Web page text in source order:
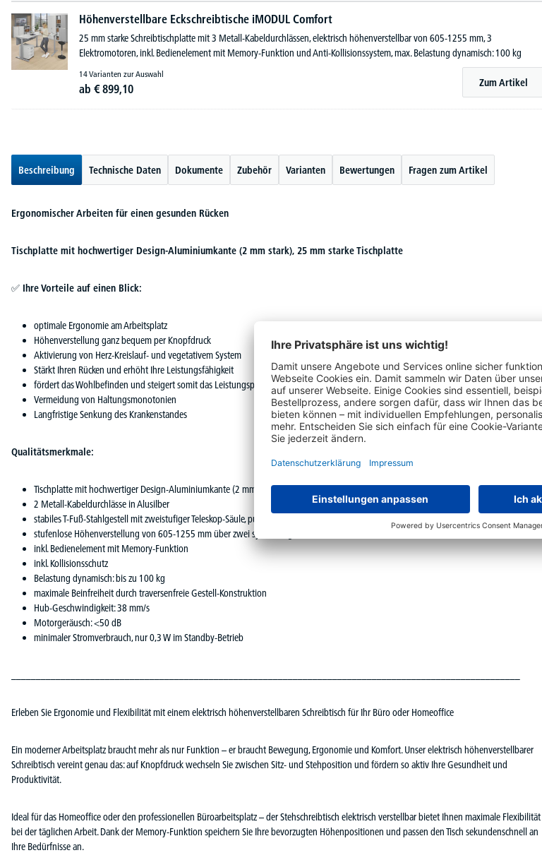
Höhenverstellbare Eckschreibtische iMODUL Comfort
25 mm starke Schreibtischplatte mit 3 Metall-Kabeldurchlässen, elektrisch höhenverstellbar von 605-1255 mm, 3
Elektromotoren, inkl. Bedienelement mit Memory-Funktion und Anti-Kollisionssystem, max. Belastung dynamisch: 100 kg
14 Varianten zur Auswahl
ab € 899,10 Zum Artikel
Beschreibung Technische Daten Dokumente Zubehör Varianten Bewertungen Fragen zum Artikel
Ergonomischer Arbeiten für einen gesunden Rücken
Tischplatte mit hochwertiger Design-Aluminiumkante (2 mm stark), 25 mm starke Tischplatte
✅ Ihre Vorteile auf einen Blick:
optimale Ergonomie am Arbeitsplatz
Höhenverstellung ganz bequem per Knopfdruck
Aktivierung von Herz-Kreislauf- und vegetativem System
Stärkt Ihren Rücken und erhöht Ihre Leistungsfähigkeit
fördert das Wohlbefinden und steigert somit das Leistungspotenzial
Vermeidung von Haltungsmonotonien
Langfristige Senkung des Krankenstandes
Qualitätsmerkmale:
Tischplatte mit hochwertiger Design-Aluminiumkante (2 mm stark), 25 mm starke Tischplatte, melaminharzbeschichtet
2 Metall-Kabeldurchlässe in Alusilber
stabiles T-Fuß-Stahlgestell mit zweistufiger Teleskop-Säule, pulverbeschichtet
stufenlose Höhenverstellung von 605-1255 mm über zwei synchron gesteuerte Elektromotoren
inkl. Bedienelement mit Memory-Funktion
inkl. Kollisionsschutz
Belastung dynamisch: bis zu 100 kg
maximale Beinfreiheit durch traversenfreie Gestell-Konstruktion
Hub-Geschwindigkeit: 38 mm/s
Motorgeräusch: <50 dB
minimaler Stromverbrauch, nur 0,3 W im Standby-Betrieb
Erleben Sie Ergonomie und Flexibilität mit einem elektrisch höhenverstellbaren Schreibtisch für Ihr Büro oder Homeoffice
Ein moderner Arbeitsplatz braucht mehr als nur Funktion – er braucht Bewegung, Ergonomie und Komfort. Unser elektrisch höhenverstellbarer
Schreibtisch vereint genau das: auf Knopfdruck wechseln Sie zwischen Sitz- und Stehposition und fördern so aktiv Ihre Gesundheit und
Produktivität.
Ideal für das Homeoffice oder den professionellen Büroarbeitsplatz – der Stehschreibtisch elektrisch verstellbar bietet Ihnen maximale Flexibilität
bei der täglichen Arbeit. Dank der Memory-Funktion speichern Sie Ihre bevorzugten Höhenpositionen und passen den Tisch sekundenschnell an
Ihre Bedürfnisse an.